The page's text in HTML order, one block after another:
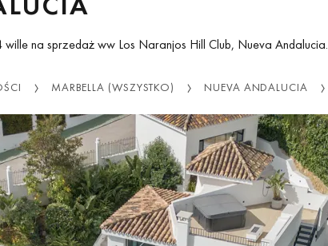
wille na sprzedaż ww Los Naranjos Hill Club, Nueva Andalucia.
MARBELLA (WSZYSTKO) NUEVA ANDALUCIA